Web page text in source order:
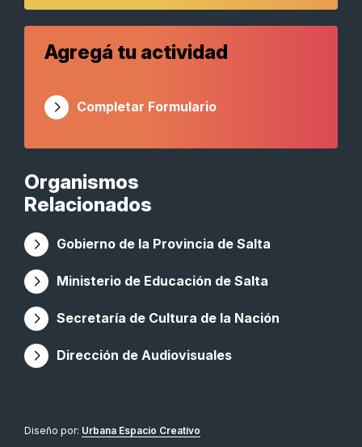
Organismos
Relacionados
Gobierno de la Provincia de Salta
Ministerio de Educación de Salta
Secretaría de Cultura de la Nación
Dirección de Audiovisuales
Agregá tu actividad
Completar Formulario
Diseño por: Urbana Espacio Creativo